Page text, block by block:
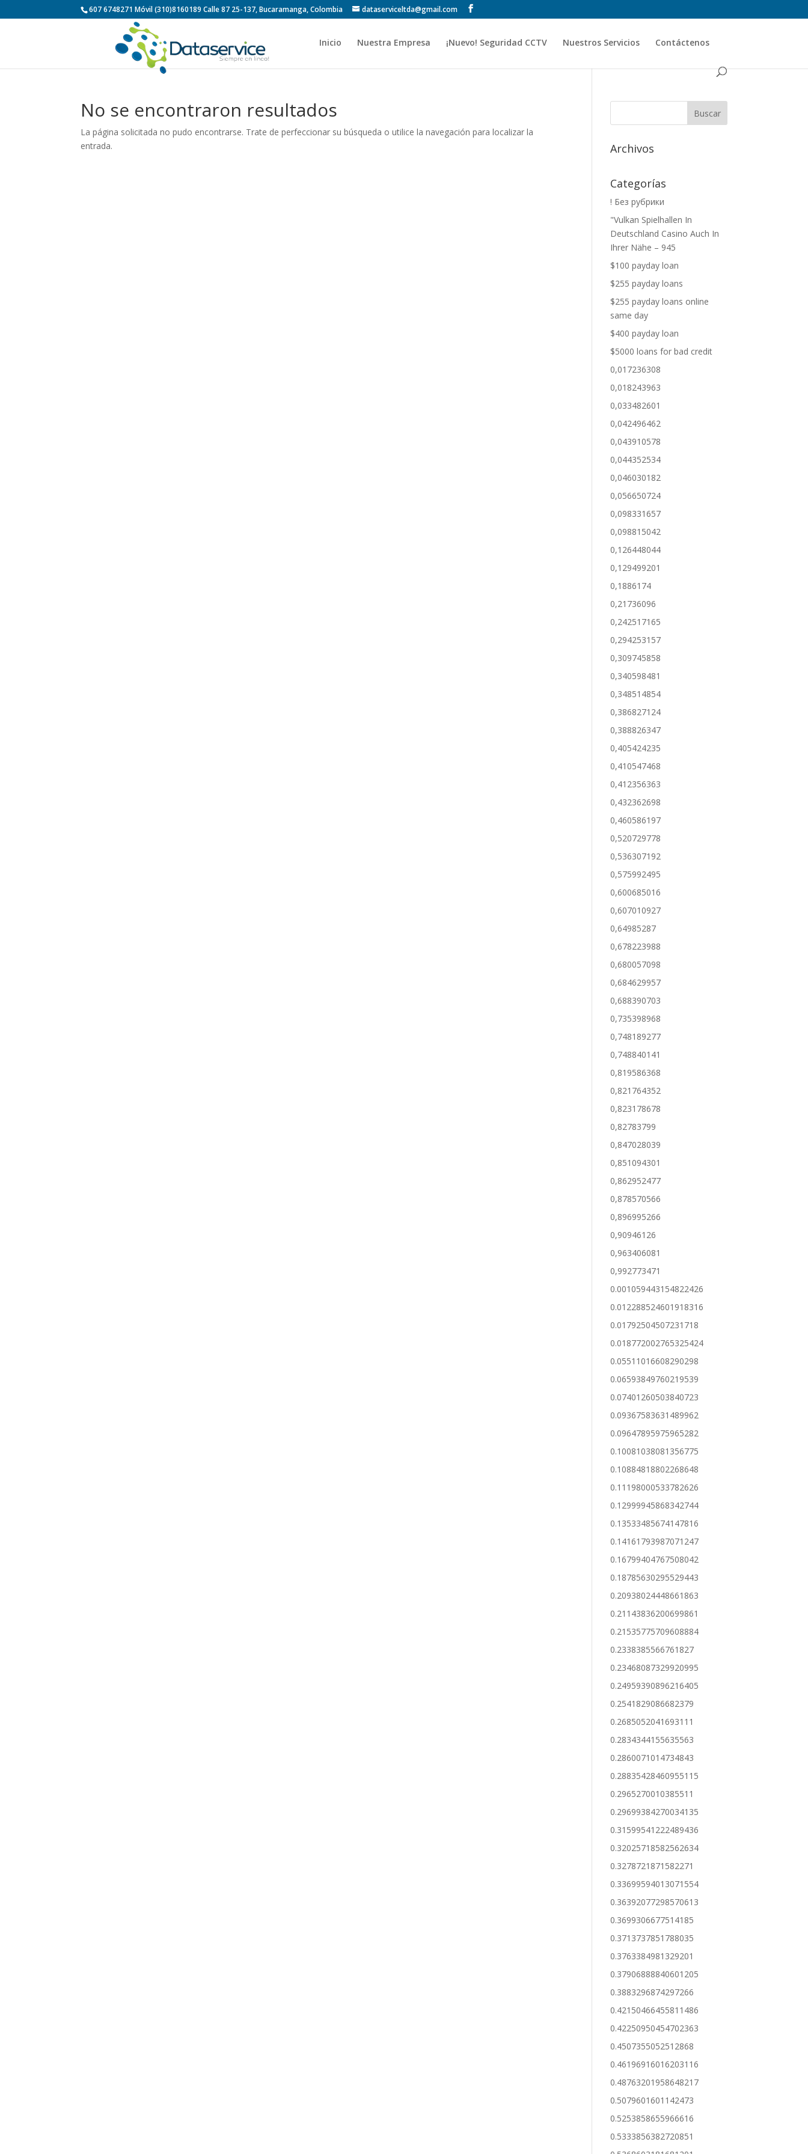
607 6748271 Móvil (310)8160189 Calle 87 25-137, Bucaramanga, Colombia dataserviceltda@gmail.com
Inicio Nuestra Empresa ¡Nuevo! Seguridad CCTV Nuestros Servicios Contáctenos
No se encontraron resultados
La página solicitada no pudo encontrarse. Trate de perfeccionar su búsqueda o utilice la navegación para localizar la
entrada.
Archivos
Categorías
! Без рубрики
"Vulkan Spielhallen In
Deutschland Casino Auch In
Ihrer Nähe – 945
$100 payday loan
$255 payday loans
$255 payday loans online
same day
$400 payday loan
$5000 loans for bad credit
0,017236308
0,018243963
0,033482601
0,042496462
0,043910578
0,044352534
0,046030182
0,056650724
0,098331657
0,098815042
0,126448044
0,129499201
0,1886174
0,21736096
0,242517165
0,294253157
0,309745858
0,340598481
0,348514854
0,386827124
0,388826347
0,405424235
0,410547468
0,412356363
0,432362698
0,460586197
0,520729778
0,536307192
0,575992495
0,600685016
0,607010927
0,64985287
0,678223988
0,680057098
0,684629957
0,688390703
0,735398968
0,748189277
0,748840141
0,819586368
0,821764352
0,823178678
0,82783799
0,847028039
0,851094301
0,862952477
0,878570566
0,896995266
0,90946126
0,963406081
0,992773471
0.001059443154822426
0.012288524601918316
0.01792504507231718
0.018772002765325424
0.05511016608290298
0.06593849760219539
0.07401260503840723
0.09367583631489962
0.09647895975965282
0.10081038081356775
0.10884818802268648
0.11198000533782626
0.12999945868342744
0.13533485674147816
0.14161793987071247
0.16799404767508042
0.18785630295529443
0.20938024448661863
0.21143836200699861
0.21535775709608884
0.2338385566761827
0.23468087329920995
0.24959390896216405
0.2541829086682379
0.2685052041693111
0.2834344155635563
0.2860071014734843
0.28835428460955115
0.2965270010385511
0.29699384270034135
0.31599541222489436
0.32025718582562634
0.3278721871582271
0.33699594013071554
0.36392077298570613
0.3699306677514185
0.3713737851788035
0.3763384981329201
0.37906888840601205
0.3883296874297266
0.42150466455811486
0.42250950454702363
0.4507355052512868
0.46196916016203116
0.48763201958648217
0.5079601601142473
0.5253858655966616
0.5333856382720851